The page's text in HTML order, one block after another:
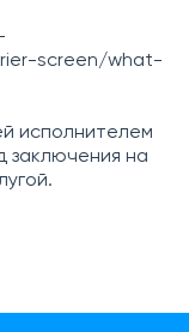
screen/what-
исполнителем
заключения на